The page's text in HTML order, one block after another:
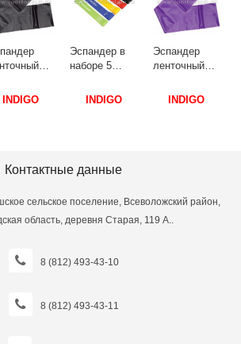
(ТПЭ)
INDIGO
Эспандер в
наборе 5
лент разной
Красный,
Желтый,
Салатовый
INDIGO
Эспандер
ленточный
MEDIUM
INDIGO
Контактные данные
сельское поселение, Всеволожский район,
область, деревня Старая, 119 А..
8 (812) 493-43-10
8 (812) 493-43-11